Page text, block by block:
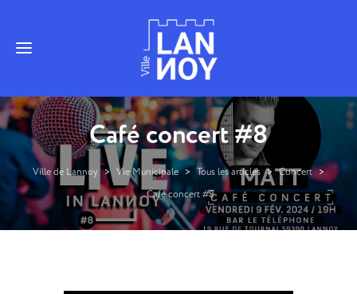
Café concert #8
Ville de Lannoy > Vie Municipale > Tous les articles > Concert >
Café concert #8